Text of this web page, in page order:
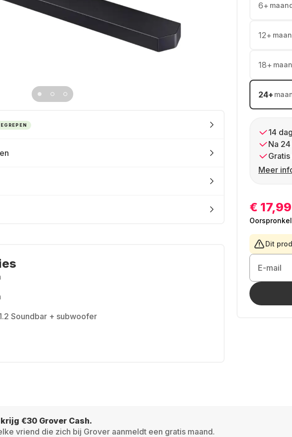
6+
12+
18+
24+
14
Na
Meer
€ 17,99
Dit
E-mail
Soundbar + subwoofer
€30 Grover Cash.
vriend die zich bij Grover aanmeldt een gratis maand.